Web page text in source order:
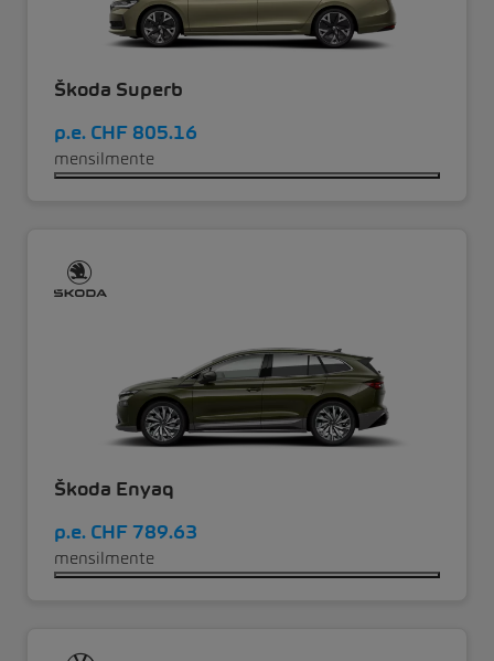
Škoda Superb
p.e. CHF 805.16
mensilmente
Škoda Enyaq
p.e. CHF 789.63
mensilmente